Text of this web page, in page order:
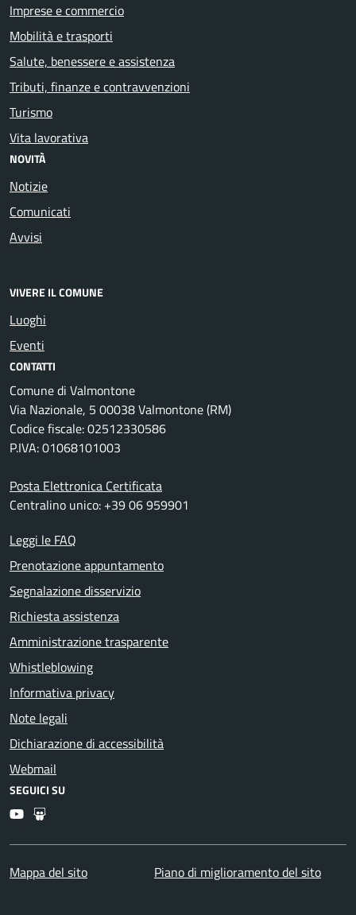
Imprese e commercio
Mobilità e trasporti
Salute, benessere e assistenza
Tributi, finanze e contravvenzioni
Turismo
Vita lavorativa
NOVITÀ
Notizie
Comunicati
Avvisi
VIVERE IL COMUNE
Luoghi
Eventi
CONTATTI
Comune di Valmontone
Via Nazionale, 5 00038 Valmontone (RM)
Codice fiscale: 02512330586
P.IVA: 01068101003
Posta Elettronica Certificata
Centralino unico: +39 06 959901
Leggi le FAQ
Prenotazione appuntamento
Segnalazione disservizio
Richiesta assistenza
Amministrazione trasparente
Whistleblowing
Informativa privacy
Note legali
Dichiarazione di accessibilità
Webmail
SEGUICI SU
YoutubeSlideshare
Mappa del sito Piano di miglioramento del sito